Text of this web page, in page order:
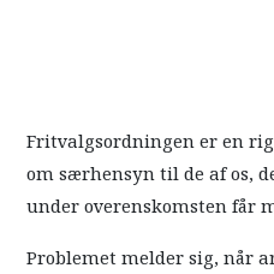
Fritvalgsordningen er en
om særhensyn til de af os,
under overenskomsten får
Problemet melder sig, når